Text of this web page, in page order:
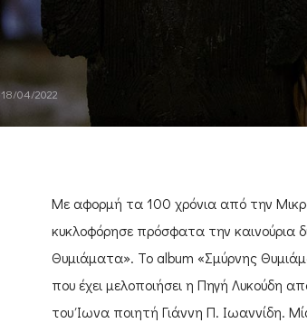
18/04/2022
Με αφορμή τα 100 χρόνια από την
κυκλοφόρησε πρόσφατα την καινούρια
Θυμιάματα». Το album «Σμύρνης
που έχει μελοποιήσει η Πηγή Λυκούδη
του Ίωνα ποιητή Γιάννη Π. Ιωαννίδη.